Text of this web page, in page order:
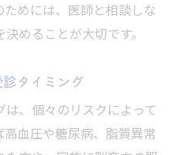
めには、医師と相談しな
めることが大切です。
タイミング
、個々のリスクによって
血圧や糖尿病、脂質異常